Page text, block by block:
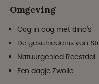
Omgeving
Oog in oog met dino's
De geschiedenis van
Natuurgebied Reestdal
Een dagje Zwolle